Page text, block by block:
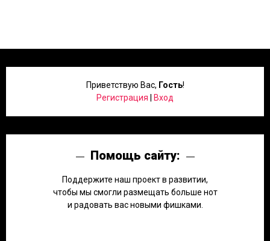
Приветствую Вас, Гость!
Регистрация
Вход
Помощь сайту:
Поддержите наш проект в развитии,
чтобы мы смогли размещать больше нот
и радовать вас новыми фишками.